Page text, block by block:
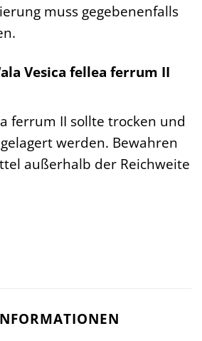
muss gegebenenfalls
Vesica fellea ferrum II
ferrum II sollte trocken und
werden. Bewahren
außerhalb der Reichweite